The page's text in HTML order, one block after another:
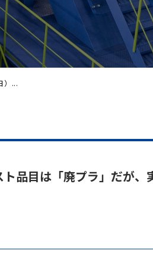
）...
品目は「廃プラ」だが、